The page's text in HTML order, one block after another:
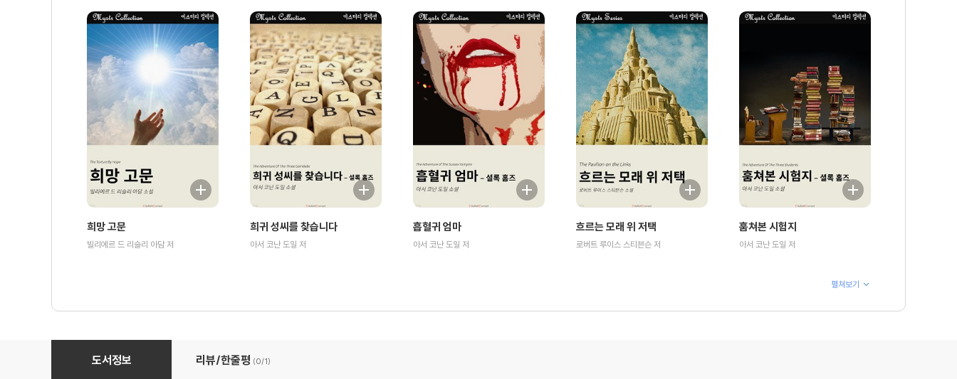
희망 고문
빌리에르 드 리슬리 아담 저
희귀 성씨를 찾습니다
아서 코난 도일 저
흡혈귀 엄마
아서 코난 도일 저
흐르는 모래 위 저택
로버트 루이스 스티븐슨 저
훔쳐본 시험지
아서 코난 도일 저
펼쳐보기
보석 추격 소동극
도서정보 리뷰/한줄평 (0/1)